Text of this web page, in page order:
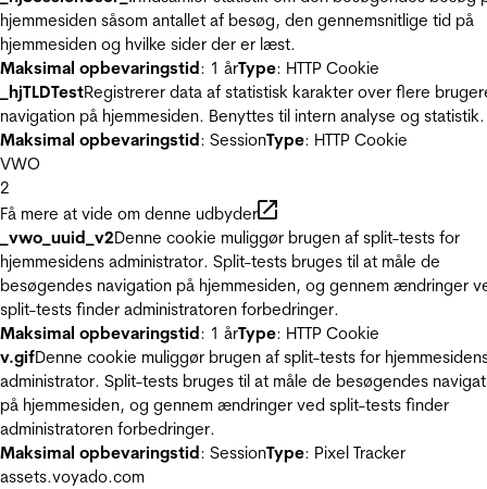
hjemmesiden såsom antallet af besøg, den gennemsnitlige tid på
hjemmesiden og hvilke sider der er læst.
Maksimal opbevaringstid: 1 årType: HTTP Cookie
_hjTLDTestRegistrerer data af statistisk karakter over flere
navigation på hjemmesiden. Benyttes til intern analyse og statistik.
Maksimal opbevaringstid: SessionType: HTTP Cookie
VWO
2
Få mere at vide om denne udbyder
_vwo_uuid_v2Denne cookie muliggør brugen af split-tests for
hjemmesidens administrator. Split-tests bruges til at måle de
besøgendes navigation på hjemmesiden, og gennem ændringer
split-tests finder administratoren forbedringer.
Maksimal opbevaringstid: 1 årType: HTTP Cookie
v.gifDenne cookie muliggør brugen af split-tests for
administrator. Split-tests bruges til at måle de besøgendes
på hjemmesiden, og gennem ændringer ved split-tests finder
administratoren forbedringer.
Maksimal opbevaringstid: SessionType: Pixel Tracker
assets.voyado.com